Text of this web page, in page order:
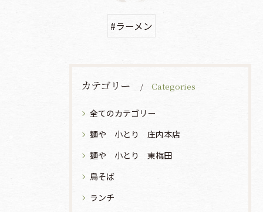
#ラーメン
カテゴリー Categories
全てのカテゴリー
麺や 小とり 庄内本店
麺や 小とり 東梅田
鳥そば
ランチ